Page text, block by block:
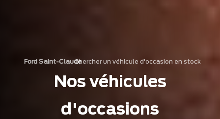
Ford Saint-Claude
›
Chercher un véhicule d'occasion en stock
Nos véhicules
d'occasions